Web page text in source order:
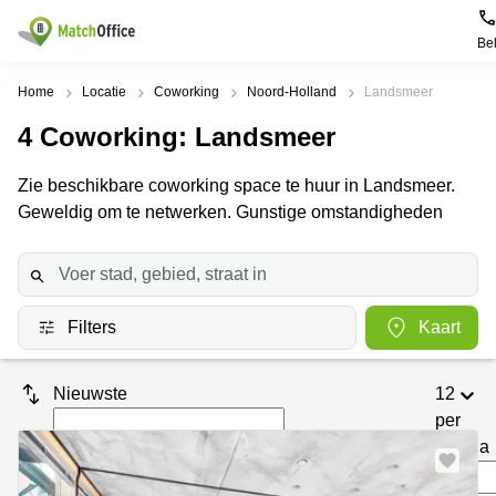
Bel
Huren / Verhuren
Productpagina's
Kantoorruimten
Centers
Flexplekken
Coworking
Vergaderruimten
Kantoor
Bedrijfsruimte
Populaire
Alkmaar
Amsterdam
Oost
Amsterdam
Westpoort
Bergen
Zoom
Amersfoort
Breda
Populaire
Kantoorruimte
Kantoor
huren
Bergen
op
Zoom
Kantoor
huren
Tiel
Kantoor
huren
Help
Over ons
Huurprijs
Home Locatie Coworking Noord-Holland Landsmeer
4 Coworking: Landsmeer
Zie beschikbare coworking space te huur in Landsmeer.
Geweldig om te netwerken. Gunstige omstandigheden
Filters Kaart
Nieuwste
12
per
pagina